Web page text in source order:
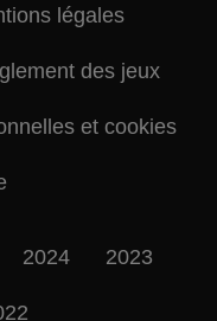
légales
des jeux
et cookies
2024 2023